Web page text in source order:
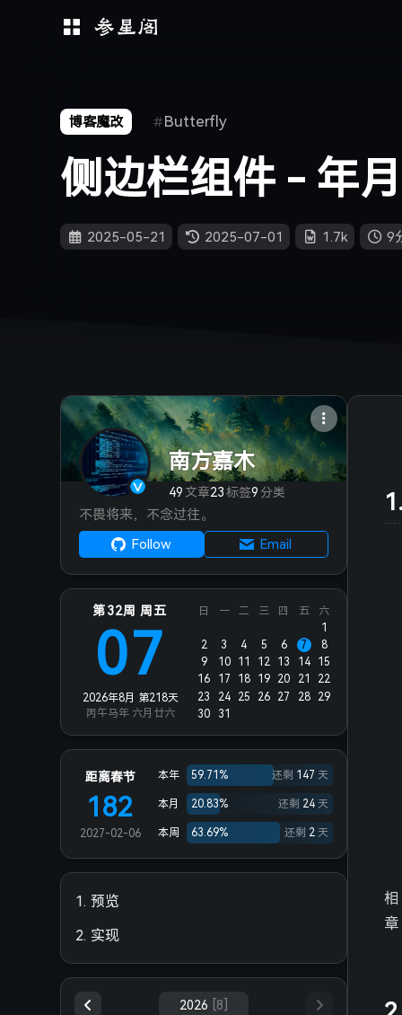
博客魔改 Butterfly
侧边栏组件 - 年
2025-05-21 2025-07-01 1.7k 9
南方嘉木
不畏将来，不念过往。
49 文章23标签9 分类
Follow Email
第32周 周五
07
2026年8月 第218天
丙午马年 六月廿六
日 一 二 三 四 五
六
1
2
3 4 5 6 7
8
9
10 11 12 13 14
15
16
17 18 19 20 21
22
23
24 25 26 27 28
29
30
31
距离春节
182
2027-02-06
本年 59.71% 还剩 147 天
本月 20.83% 还剩 24 天
本周 63.69% 还剩 2 天
1. 预览
2. 实现
2025 2026 [8]